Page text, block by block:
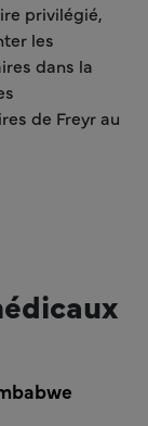
privilégié,
les
dans la
de Freyr au